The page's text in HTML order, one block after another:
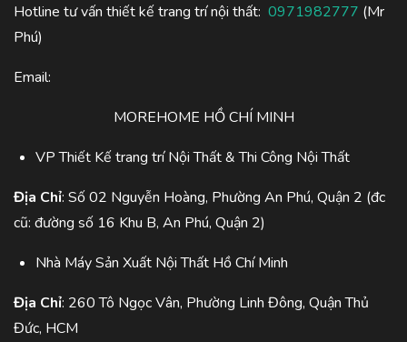
Hotline tư vấn thiết kế trang trí nội thất: 0971982777 (Mr
Phú)
Email:
MOREHOME HỒ CHÍ MINH
VP Thiết Kế trang trí Nội Thất & Thi Công Nội Thất
Địa Chỉ: Số 02 Nguyễn Hoàng, Phường An Phú, Quận 2 (đc
cũ: đường số 16 Khu B, An Phú, Quận 2)
Nhà Máy Sản Xuất Nội Thất Hồ Chí Minh
Địa Chỉ: 260 Tô Ngọc Vân, Phường Linh Đông, Quận Thủ
Đức, HCM